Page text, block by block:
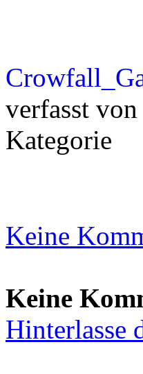
verfasst
Kategorie
Keine
Keine
Hinterlasse